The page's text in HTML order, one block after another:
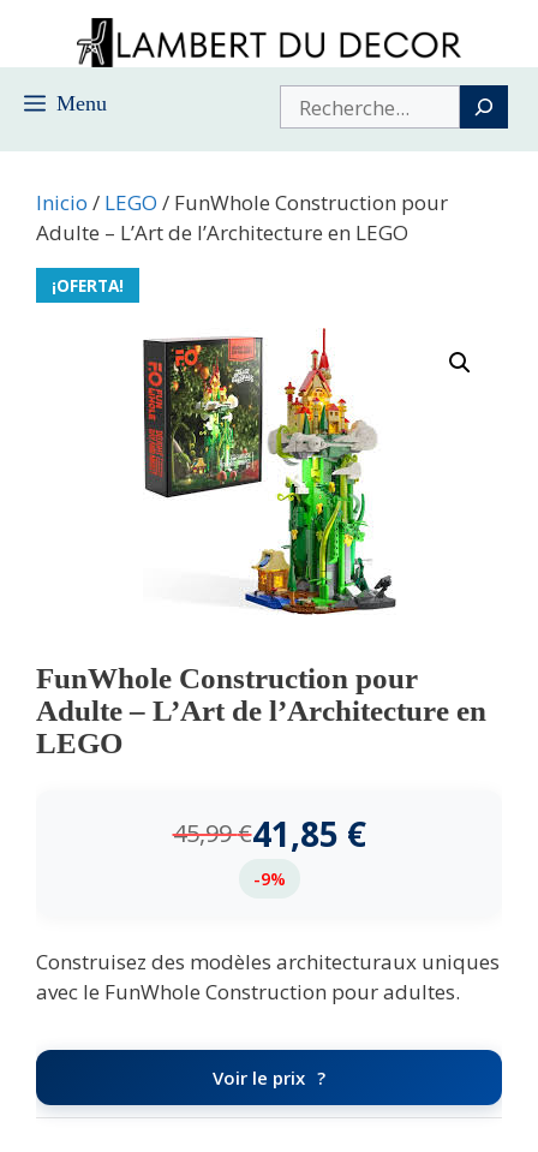
contenido
Menu Buscar
Inicio / LEGO / FunWhole Construction pour
Adulte – L’Art de l’Architecture en LEGO
¡OFERTA!
FunWhole Construction pour
Adulte – L’Art de l’Architecture en
LEGO
45,99€41,85 €
-9%
Construisez des modèles architecturaux uniques
avec le FunWhole Construction pour adultes.
Voir le prix